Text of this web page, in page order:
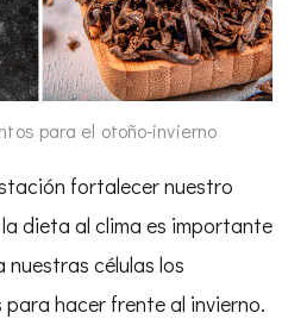
para el otoño-invierno
fortalecer nuestro
dieta al clima es importante
células los
hacer frente al invierno.